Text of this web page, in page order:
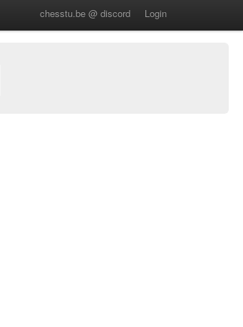
chesstu.be @ discord Login